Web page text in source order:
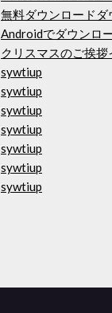
無料ダウンロードダ
Androidでダウンロ
クリスマスのご挨
sywtiup
sywtiup
sywtiup
sywtiup
sywtiup
sywtiup
sywtiup